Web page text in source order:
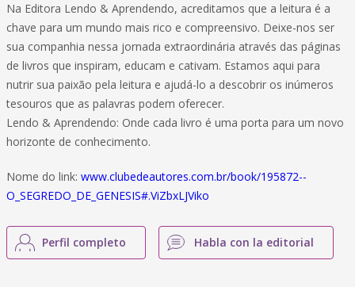
Na Editora Lendo & Aprendendo, acreditamos que a leitura é a
chave para um mundo mais rico e compreensivo. Deixe-nos ser
sua companhia nessa jornada extraordinária através das páginas
de livros que inspiram, educam e cativam. Estamos aqui para
nutrir sua paixão pela leitura e ajudá-lo a descobrir os inúmeros
tesouros que as palavras podem oferecer.
Lendo & Aprendendo: Onde cada livro é uma porta para um novo
horizonte de conhecimento.
Nome do link: www.clubedeautores.com.br/book/195872--
O_SEGREDO_DE_GENESIS#.ViZbxLJViko
Perfil completo Habla con la editorial